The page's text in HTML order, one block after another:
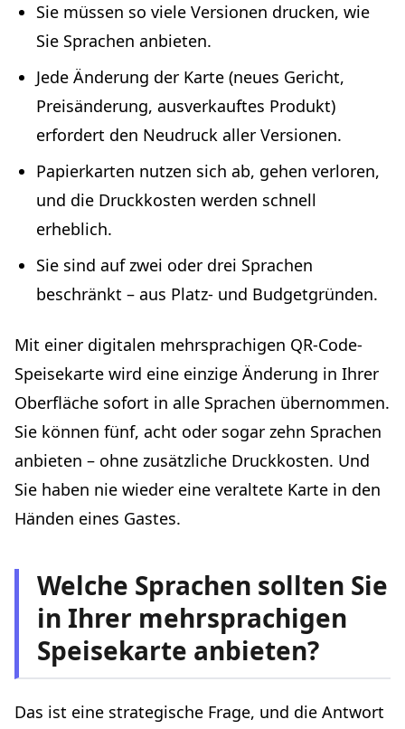
Sie müssen so viele Versionen drucken, wie
Sie Sprachen anbieten.
Jede Änderung der Karte (neues Gericht,
Preisänderung, ausverkauftes Produkt)
erfordert den Neudruck aller Versionen.
Papierkarten nutzen sich ab, gehen verloren,
und die Druckkosten werden schnell
erheblich.
Sie sind auf zwei oder drei Sprachen
beschränkt – aus Platz- und Budgetgründen.
Mit einer digitalen mehrsprachigen QR-Code-
Speisekarte wird eine einzige Änderung in Ihrer
Oberfläche sofort in alle Sprachen übernommen.
Sie können fünf, acht oder sogar zehn Sprachen
anbieten – ohne zusätzliche Druckkosten. Und
Sie haben nie wieder eine veraltete Karte in den
Händen eines Gastes.
Welche Sprachen sollten Sie
in Ihrer mehrsprachigen
Speisekarte anbieten?
Das ist eine strategische Frage, und die Antwort